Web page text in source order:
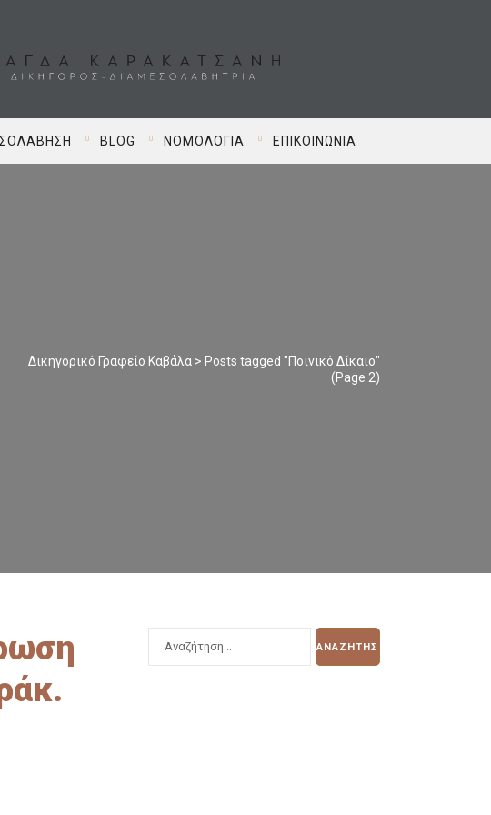
BLOG ΝΟΜΟΛΟΓΊΑ ΕΠΙΚΟΙΝΩΝΊΑ
Δικηγορικό Γραφείο Καβάλα > Posts tagged "Ποινικό Δίκαιο"
(Page 2)